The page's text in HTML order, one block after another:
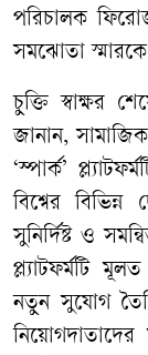
পরিচালক
সমঝোতা
​চুক্তি স্বাক্ষর
জানান,
‘স্পার্ক’
বিশ্বের
সুনির্দিষ্ট ও
প্ল্যাটফর্মটি
নতুন সুযোগ
নিয়োগদাতাদের